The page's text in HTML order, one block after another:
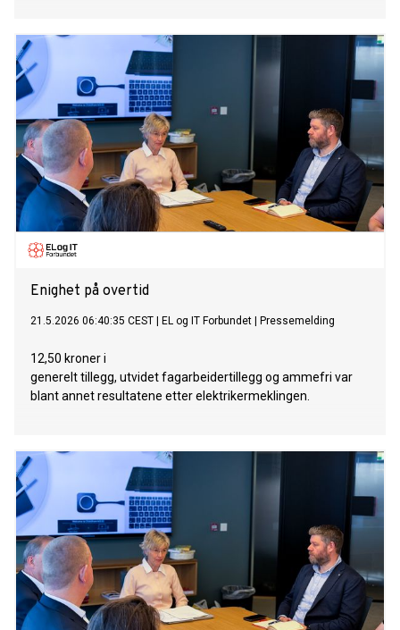
Enighet på overtid
21.5.2026 06:40:35 CEST EL og IT Forbundet Pressemelding
12,50 kroner i
generelt tillegg, utvidet fagarbeidertillegg og ammefri var
blant annet resultatene etter elektrikermeklingen.